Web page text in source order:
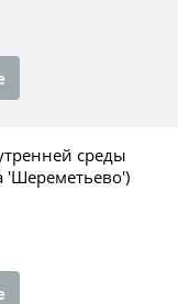
среды
'Шереметьево')